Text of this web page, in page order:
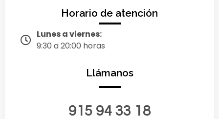
Horario de atención
Lunes a viernes:
9:30 a 20:00 horas
Llámanos
915 94 33 18